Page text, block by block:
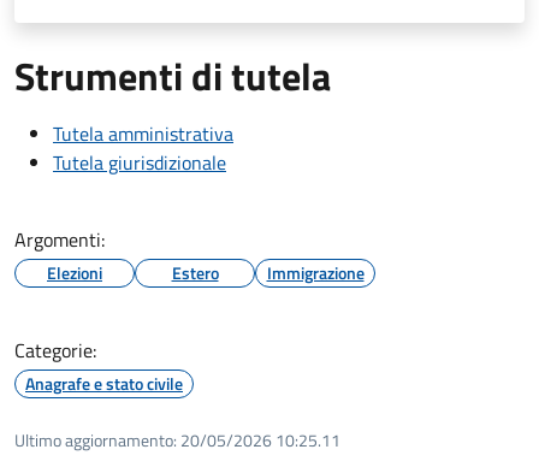
Strumenti di tutela
Tutela amministrativa
Tutela giurisdizionale
Argomenti:
Elezioni Estero Immigrazione
Categorie:
Anagrafe e stato civile
Ultimo aggiornamento: 20/05/2026 10:25.11